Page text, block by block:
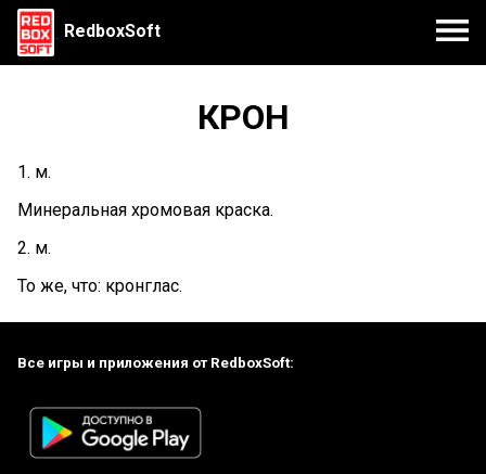
RedboxSoft
КРОН
1. м.
Минеральная хромовая краска.
2. м.
То же, что: кронглас.
Все игры и приложения от RedboxSoft: